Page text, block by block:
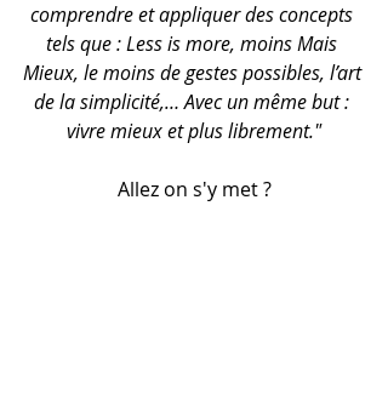
comprendre et appliquer des concepts
tels que : Less is more, moins Mais
Mieux, le moins de gestes possibles, l’art
de la simplicité,… Avec un même but :
vivre mieux et plus librement."
Allez on s'y met ?